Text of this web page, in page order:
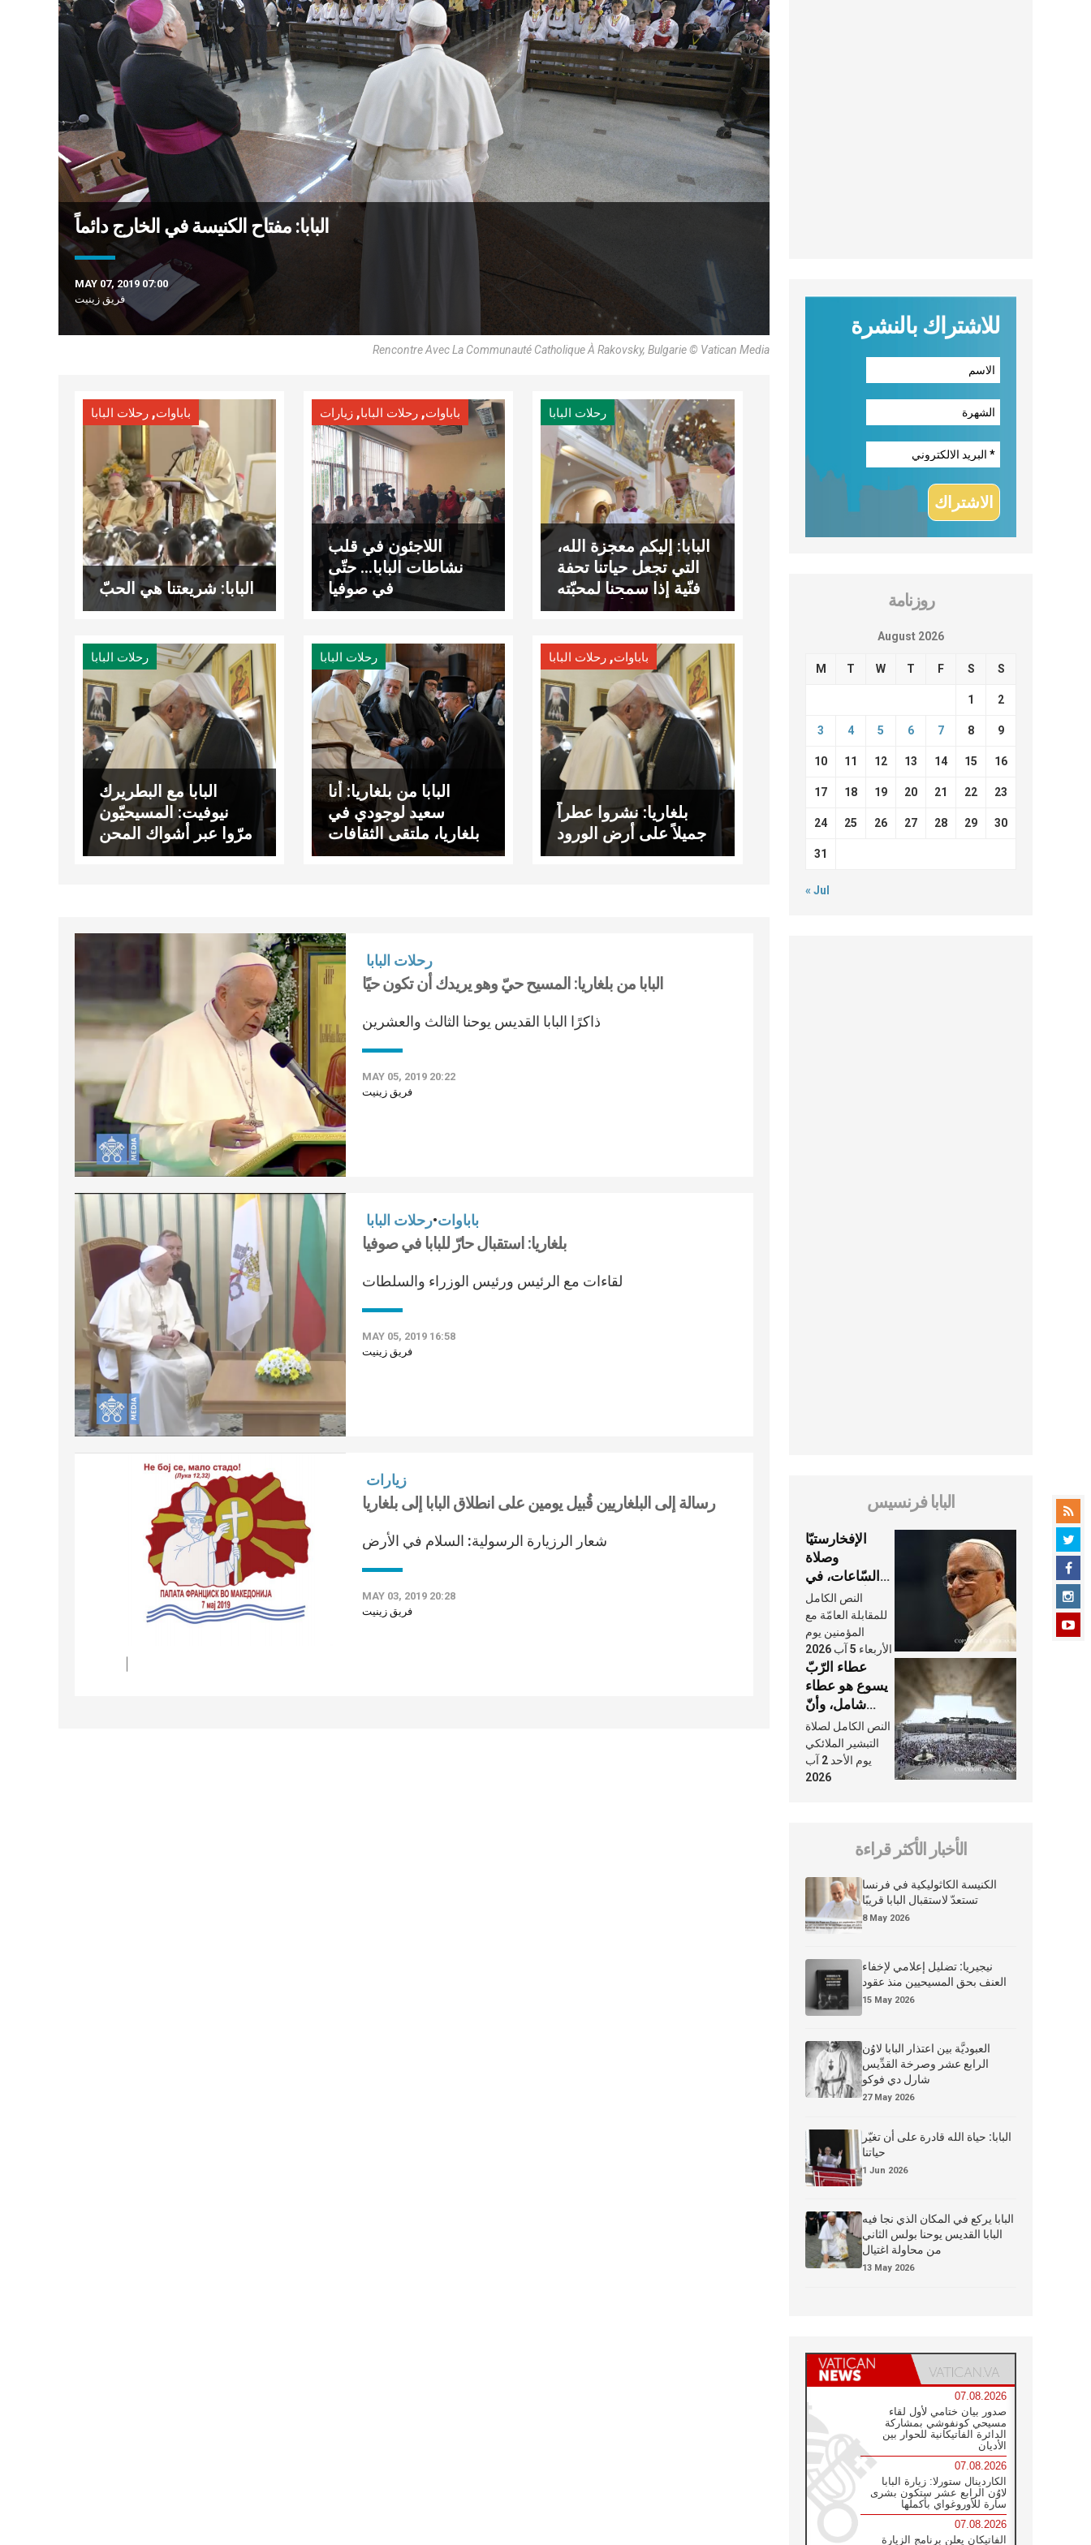
البابا: مفتاح الكنيسة في الخارج دائماً
MAY 07, 2019 07:00
فريق زينيت
Rencontre Avec La Communauté Catholique À Rakovsky, Bulgarie © Vatican Media
باباوات, رحلات البابا
البابا: شريعتنا هي الحبّ
باباوات, رحلات البابا, زيارات
اللاجئون في قلب
نشاطات البابا… حتّى
في صوفيا
رحلات البابا
البابا: إليكم معجزة الله،
التي تجعل حياتنا تحفة
فنّية إذا سمحنا لمحبّته
بأن ترشدنا
رحلات البابا
البابا مع البطريرك
نيوفيت: المسيحيّون
مرّوا عبر أشواك المحن
كي ينشروا رائحة
رحلات البابا
البابا من بلغاريا: أنا
سعيد لوجودي في
بلغاريا، ملتقى الثقافات
والحضارات المتعدّدة
باباوات, رحلات البابا
بلغاريا: نشروا عطراً
جميلاً على أرض الورود
رحلات البابا
البابا من بلغاريا: المسيح حيّ وهو يريدك أن تكون حيًا
ذاكرًا البابا القديس يوحنا الثالث والعشرين
MAY 05, 2019 20:22
فريق زينيت
باباوات•رحلات البابا
بلغاريا: استقبال حارّ للبابا في صوفيا
لقاءات مع الرئيس ورئيس الوزراء والسلطات
MAY 05, 2019 16:58
فريق زينيت
زيارات
رسالة إلى البلغاريين قُبيل يومين على انطلاق البابا إلى بلغاريا
شعار الرزيارة الرسولية: السلام في الأرض
MAY 03, 2019 20:28
فريق زينيت
للاشتراك بالنشرة
روزنامة
August 2026
M T W T F S S
1 2
3 4 5 6 7 8 9
10 11 12 13 14 15 16
17 18 19 20 21 22 23
24 25 26 27 28 29 30
31
« Jul
البابا فرنسيس
الإفخارستيّا
وصلاة
السّاعات، في
كلّ أسبوع وكلّ
يوم، هما النَّفَس
في حياة
الكنيسة
النص الكامل
للمقابلة العامّة مع
المؤمنين يوم
الأربعاء 5 آب 2026
عطاء الرّبّ
يسوع هو عطاء
شامل، وأنّ
عنايته بنا لا
تغيب عنّا أبدًا
النص الكامل لصلاة
التبشير الملائكي
يوم الأحد 2 آب
2026
الأخبار الأكثر قراءة
الكنيسة الكاثوليكية في فرنسا
تستعدّ لاستقبال البابا قريبًا
8 May 2026
نيجيريا: تضليل إعلامي لإخفاء
العنف بحق المسيحيين منذ عقود
15 May 2026
العبوديَّة بين اعتذار البابا لاوُن
الرابع عشر وصرخة القدِّيس
شارل دي فوكو
27 May 2026
البابا: حياة الله قادرة على أن تغيّر
حياتنا
1 Jun 2026
البابا يركع في المكان الذي نجا فيه
البابا القديس يوحنا بولس الثاني
من محاولة اغتيال
13 May 2026
07.08.2026
صدور بيان ختامي لأول لقاء
مسيحي كونفوشي بمشاركة
الدائرة الفاتيكانية للحوار بين
الأديان
07.08.2026
الكاردينال ستورلا: زيارة البابا
لاوُن الرابع عشر ستكون بشرى
سارة للأوروغواي بأكملها
07.08.2026
الفاتيكان يعلن برنامج الزيارة